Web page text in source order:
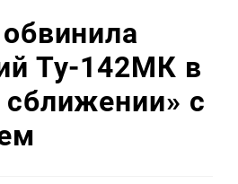
Ту-142МК в
с